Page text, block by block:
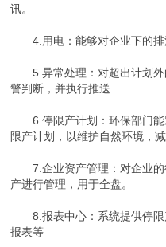
讯。
4.用电：能够对企业下的排
5.异常处理：对超出计划外
警判断，并执行推送
6.停限产计划：环保部门能
限产计划，以维护自然环境，减
7.企业资产管理：对企业的
产进行管理，用于全盘。
8.报表中心：系统提供停限
报表等